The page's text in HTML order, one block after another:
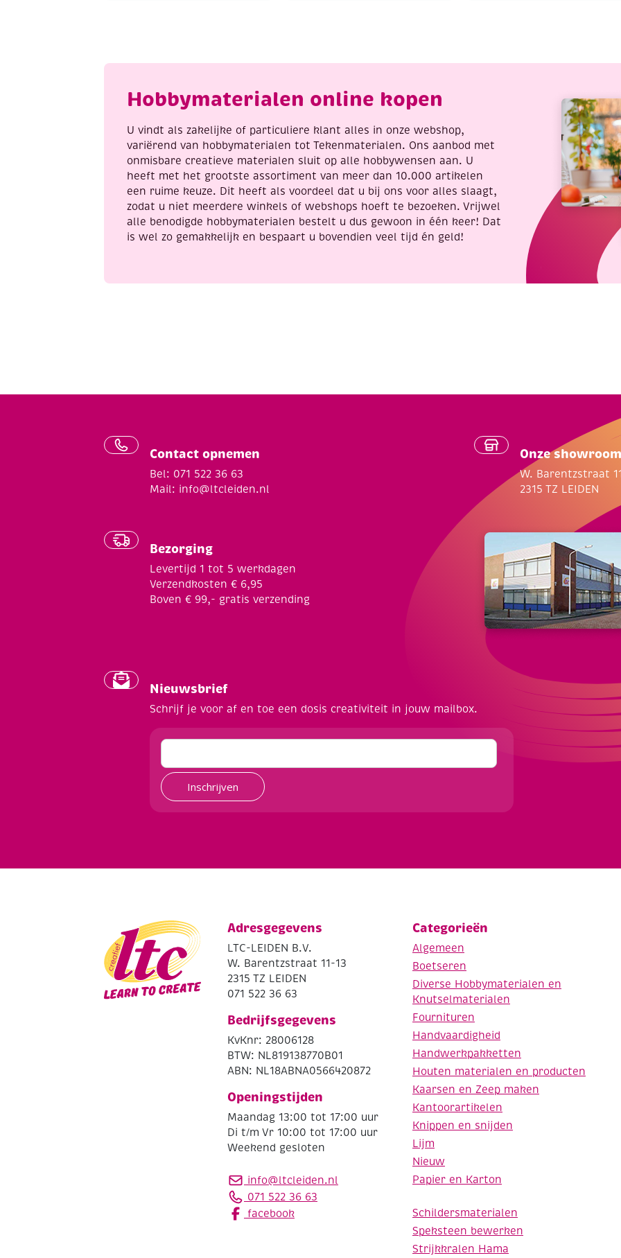
pink
sieraden
te
aantal
Hobbymaterialen online kopen
U vindt als zakelijke of particuliere klant alles in onze webshop,
variërend van hobbymaterialen tot Tekenmaterialen. Ons aanbod met
onmisbare creatieve materialen sluit op alle hobbywensen aan. U
heeft met het grootste assortiment van meer dan 10.000 artikelen
een ruime keuze. Dit heeft als voordeel dat u bij ons voor alles slaagt,
zodat u niet meerdere winkels of webshops hoeft te bezoeken. Vrijwel
alle benodigde hobbymaterialen bestelt u dus gewoon in één keer! Dat
is wel zo gemakkelijk en bespaart u bovendien veel tijd én geld!
Contact opnemen
Bel: 071 522 36 63
Mail: info@ltcleiden.nl
Bezorging
Levertijd 1 tot 5 werkdagen
Verzendkosten € 6,95
Boven € 99,- gratis verzending
Onze showroom
W. Barentzstraat
2315 TZ LEIDEN
Nieuwsbrief
Schrijf je voor af en toe een dosis creativiteit in jouw mailbox.
Inschrijven
Adresgegevens
LTC-LEIDEN B.V.
W. Barentzstraat 11-13
2315 TZ LEIDEN
071 522 36 63
Bedrijfsgegevens
KvKnr: 28006128
BTW: NL819138770B01
ABN: NL18ABNA0566420872
Openingstijden
Maandag 13:00 tot 17:00 uur
Di t/m Vr 10:00 tot 17:00 uur
Weekend gesloten
info@ltcleiden.nl
071 522 36 63
facebook
Categorieën
Algemeen
Boetseren
Diverse Hobbymaterialen en
Knutselmaterialen
Fournituren
Handvaardigheid
Handwerkpakketten
Houten materialen en producten
Kaarsen en Zeep maken
Kantoorartikelen
Knippen en snijden
Lijm
Nieuw
Papier en Karton
Schildersmaterialen
Speksteen bewerken
Strijkkralen Hama